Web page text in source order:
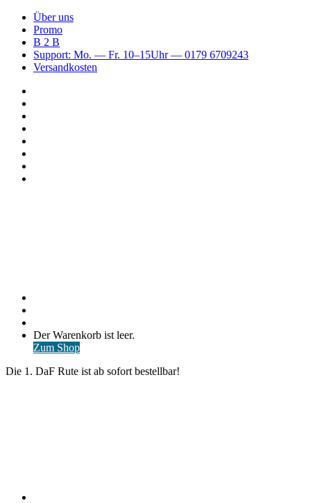
Über uns
Promo
B 2 B
Support: Mo. — Fr. 10–15Uhr — 0179 6709243
Versandkosten
Warenkorb
ansehen
Der Warenkorb ist leer.
Zum Shop
Die 1. DaF Rute ist ab sofort bestellbar!